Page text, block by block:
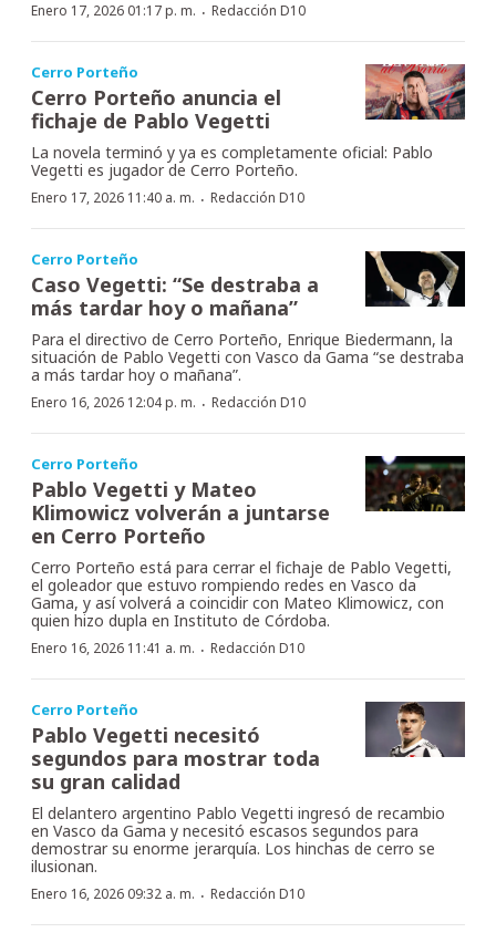
Enero 17, 2026 01:17 p. m. · Redacción D10
Cerro Porteño
Cerro Porteño anuncia el
fichaje de Pablo Vegetti
La novela terminó y ya es completamente oficial: Pablo
Vegetti es jugador de Cerro Porteño.
Enero 17, 2026 11:40 a. m. · Redacción D10
Cerro Porteño
Caso Vegetti: “Se destraba a
más tardar hoy o mañana”
Para el directivo de Cerro Porteño, Enrique Biedermann, la
situación de Pablo Vegetti con Vasco da Gama “se destraba
a más tardar hoy o mañana”.
Enero 16, 2026 12:04 p. m. · Redacción D10
Cerro Porteño
Pablo Vegetti y Mateo
Klimowicz volverán a juntarse
en Cerro Porteño
Cerro Porteño está para cerrar el fichaje de Pablo Vegetti,
el goleador que estuvo rompiendo redes en Vasco da
Gama, y así volverá a coincidir con Mateo Klimowicz, con
quien hizo dupla en Instituto de Córdoba.
Enero 16, 2026 11:41 a. m. · Redacción D10
Cerro Porteño
Pablo Vegetti necesitó
segundos para mostrar toda
su gran calidad
El delantero argentino Pablo Vegetti ingresó de recambio
en Vasco da Gama y necesitó escasos segundos para
demostrar su enorme jerarquía. Los hinchas de cerro se
ilusionan.
Enero 16, 2026 09:32 a. m. · Redacción D10